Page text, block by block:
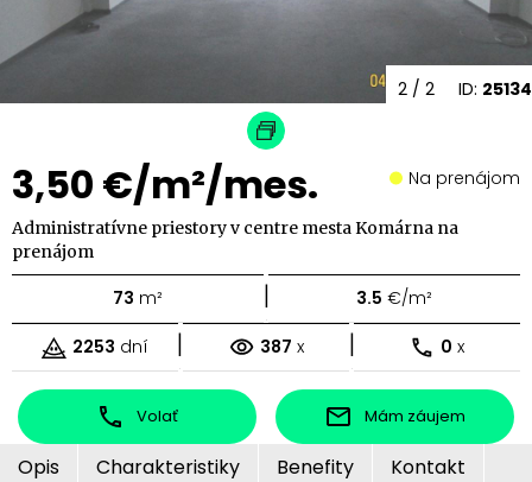
ID: 25134
2 / 2
3,50 €/m²/mes. Na prenájom
Administratívne priestory v centre mesta Komárna na
prenájom
73 m² | 3.5 €/m²
2253 dní | 387 x | 0 x
Volať Mám záujem
Opis Charakteristiky Benefity Kontakt